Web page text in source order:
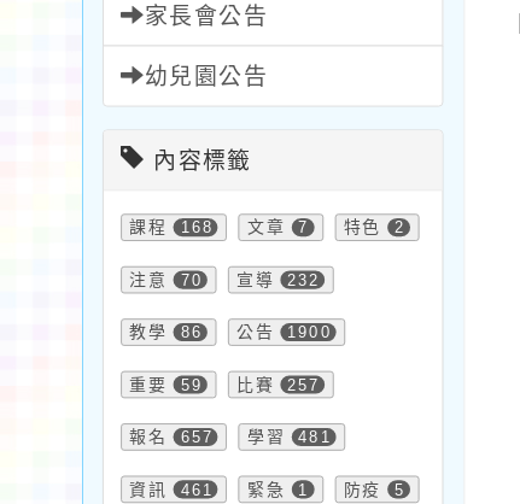
家長會公告
幼兒園公告
內容標籤
課程 168 文章 7 特色 2
注意 70 宣導 232
教學 86 公告 1900
重要 59 比賽 257
報名 657 學習 481
資訊 461 緊急 1 防疫 5